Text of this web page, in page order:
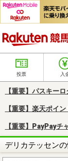
投票 入
【重要】パスキー
【重要】楽天ポイ
【重要】PayPayチ
デリカテッセンの